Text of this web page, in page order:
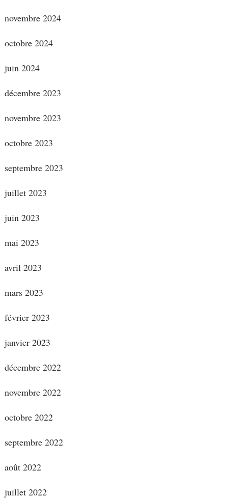
novembre 2024
octobre 2024
juin 2024
décembre 2023
novembre 2023
octobre 2023
septembre 2023
juillet 2023
juin 2023
mai 2023
avril 2023
mars 2023
février 2023
janvier 2023
décembre 2022
novembre 2022
octobre 2022
septembre 2022
août 2022
juillet 2022